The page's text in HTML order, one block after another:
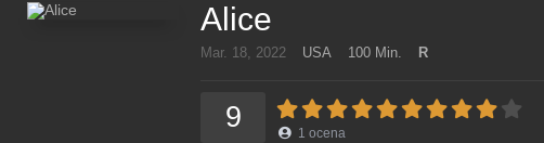
Alice
Mar. 18, 2022 USA 100 Min. R
9 1 ocena